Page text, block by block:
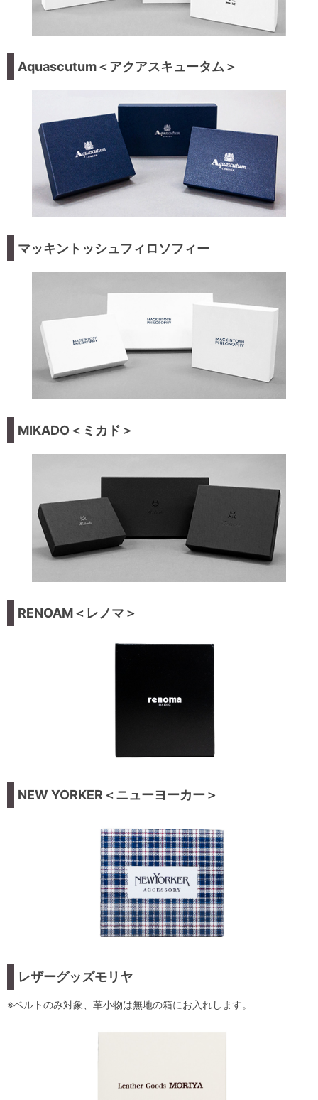
Aquascutum＜アクアスキュータム＞
マッキントッシュフィロソフィー
MIKADO＜ミカド＞
RENOAM＜レノマ＞
NEW YORKER＜ニューヨーカー＞
レザーグッズモリヤ
※ベルトのみ対象、革小物は無地の箱にお入れします。